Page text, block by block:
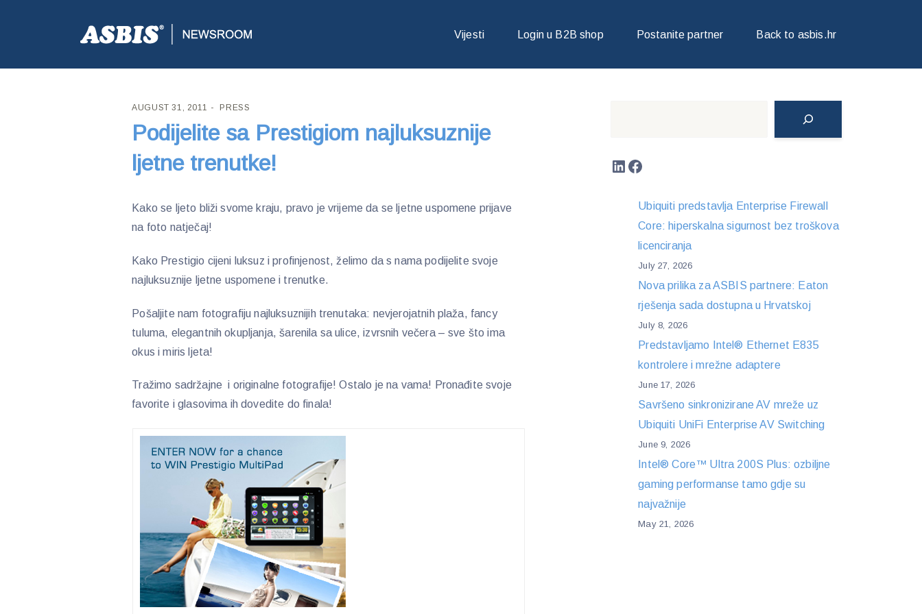
Vijesti Login u B2B shop Postanite partner Back to asbis.hr
ASBIS CROATIA>PRESS> PODIJELITE SA PRESTIGIOM NAJLUKSUZNIJE LJETNE TRENUTKE!
AUGUST 31, 2011 PRESS
Podijelite sa Prestigiom najluksuznije
ljetne trenutke!
Kako se ljeto bliži svome kraju, pravo je vrijeme da se ljetne uspomene prijave
na foto natječaj!
Kako Prestigio cijeni luksuz i profinjenost, želimo da s nama podijelite svoje
najluksuznije ljetne uspomene i trenutke.
Pošaljite nam fotografiju najluksuznijih trenutaka: nevjerojatnih plaža, fancy
tuluma, elegantnih okupljanja, šarenila sa ulice, izvrsnih večera – sve što ima
okus i miris ljeta!
Tražimo sadržajne i originalne fotografije! Ostalo je na vama! Pronađite svoje
favorite i glasovima ih dovedite do finala!
LinkedIn
Facebook
Ubiquiti predstavlja Enterprise Firewall
Core: hiperskalna sigurnost bez troškova
licenciranja
July 27, 2026
Nova prilika za ASBIS partnere: Eaton
rješenja sada dostupna u Hrvatskoj
July 8, 2026
Predstavljamo Intel® Ethernet E835
kontrolere i mrežne adaptere
June 17, 2026
Savršeno sinkronizirane AV mreže uz
Ubiquiti UniFi Enterprise AV Switching
June 9, 2026
Intel® Core™ Ultra 200S Plus: ozbiljne
gaming performanse tamo gdje su
najvažnije
May 21, 2026